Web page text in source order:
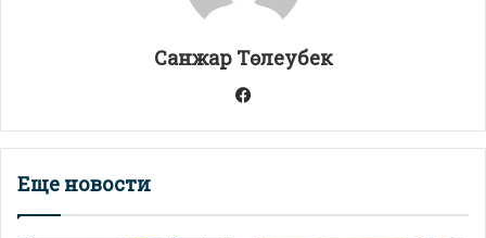
т
ь
Санжар Төлеубек
Facebook
Еще новости